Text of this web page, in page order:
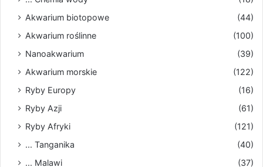
Akwarium biotopowe
(44)
Akwarium roślinne
(100)
Nanoakwarium
(39)
Akwarium morskie
(122)
Ryby Europy
(16)
Ryby Azji
(61)
Ryby Afryki
(121)
... Tanganika
(40)
... Malawi
(37)